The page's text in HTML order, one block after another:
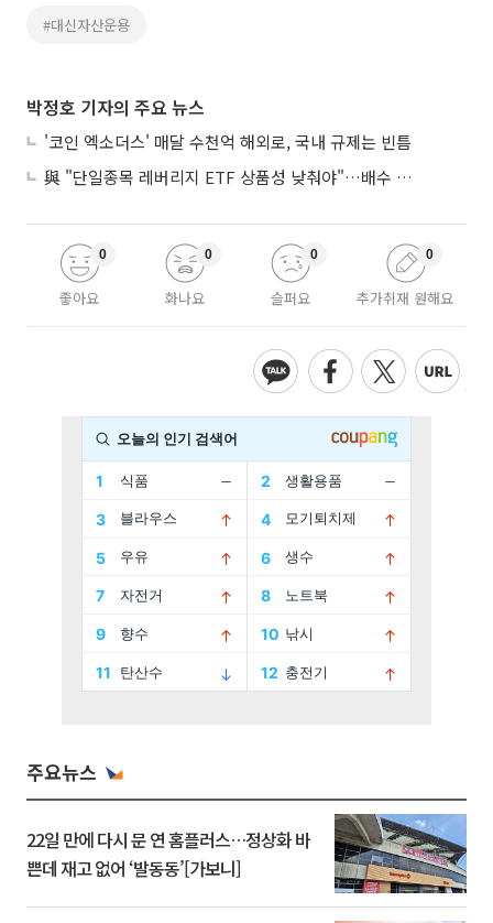
#대신자산운용
박정호 기자의 주요 뉴스
'코인 엑소더스' 매달 수천억 해외로, 국내 규제는 빈틈
與 "단일종목 레버리지 ETF 상품성 낮춰야"…배수 조정안도 거론
좋아요
0
화나요
0
슬퍼요
0
추가취재 원해요
0
주요뉴스
22일 만에 다시 문 연 홈플러스…정상화 바
쁜데 재고 없어 ‘발동동’[가보니]